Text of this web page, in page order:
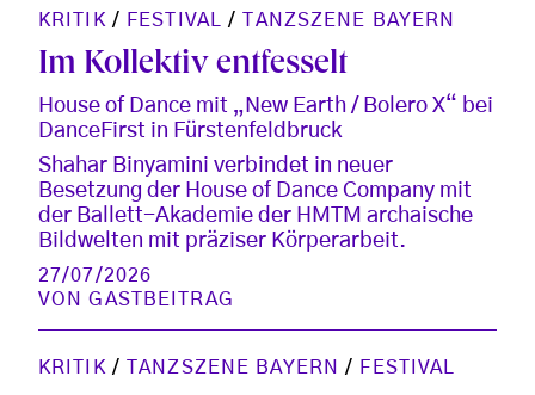
KRITIK / FESTIVAL / TANZSZENE BAYERN
Im Kollektiv entfesselt
House of Dance mit „New Earth / Bolero X“ bei
DanceFirst in Fürstenfeldbruck
Shahar Binyamini verbindet in neuer
Besetzung der House of Dance Company mit
der Ballett-Akademie der HMTM archaische
Bildwelten mit präziser Körperarbeit.
27/07/2026
VONGASTBEITRAG
KRITIK / TANZSZENE BAYERN / FESTIVAL